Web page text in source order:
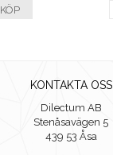
KÖP
KONTAKTA OSS
Dilectum AB
Stenåsavägen 5
439 53 Åsa